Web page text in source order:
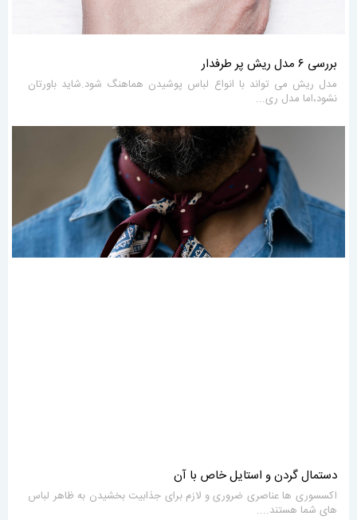
بررسی ۶ مدل ریش پر طرفدار
مدل ریش می تواند با انواع لباس پوشیدن هماهنگ شود.شاید باورتان
نشود،اما مدل ری...
دستمال گردن و استایل خاص با آن
اکسسوری ها عناصری ضروری و لازم برای جذابیت بخشیدن به ظاهر لباس
های شما هستند....